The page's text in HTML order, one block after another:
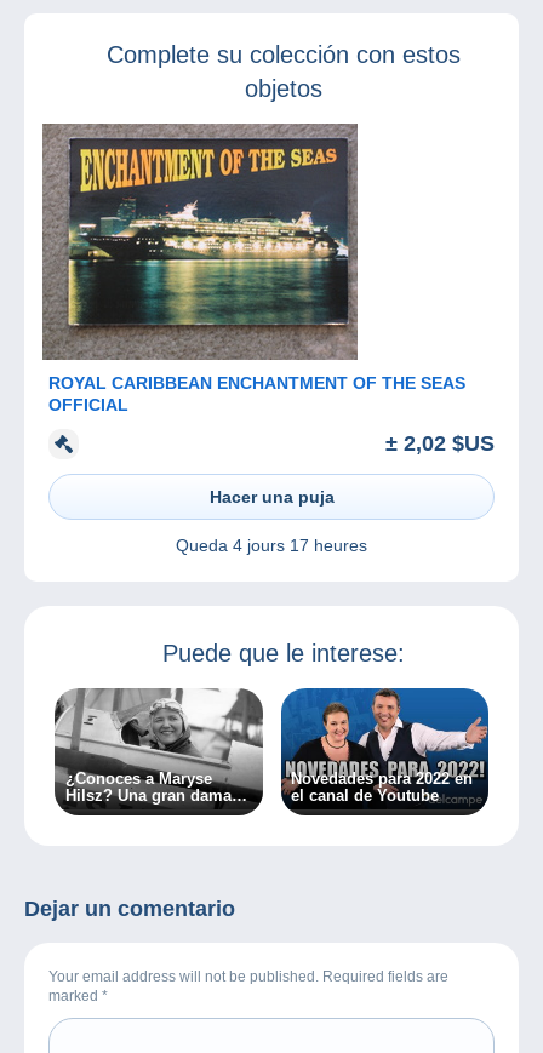
Complete su colección con estos
objetos
ROYAL CARIBBEAN ENCHANTMENT OF THE SEAS
OFFICIAL
± 2,02 $US
Hacer una puja
Queda 4 jours 17 heures
Puede que le interese:
¿Conoces a Maryse
Hilsz? Una gran dama
de la aerofilatelia (1ª
Novedades para 2022 en
el canal de Youtube
Dejar un comentario
Your email address will not be published. Required fields are
marked *